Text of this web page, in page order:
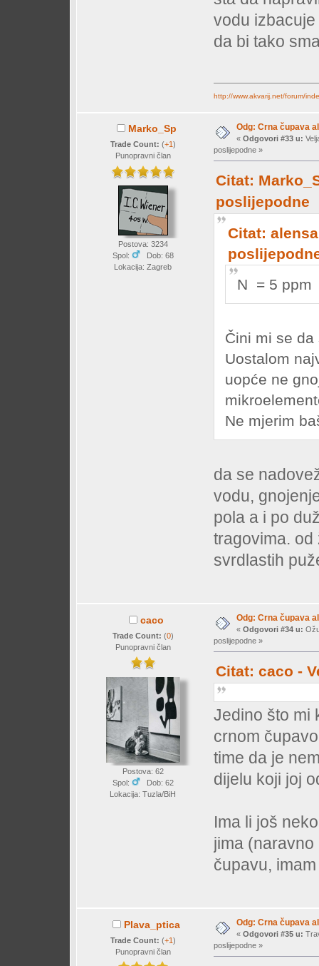
vodu
da bi tako
http://www.akvarij.net/forum/
Marko_Sp
Trade Count: (+1)
Punopravni član
Postova: 3234
Spol:
Dob: 68
Lokacija: Zagreb
Odg: Crna čupava
« Odgovori #33 u:
poslijepodne »
Citat:
poslijepodne
Citat:
N = 5 ppm
Čini mi se
Uostalom
uopće ne
Ne mjerim
da se
vodu,
pola a i po
tragovima. od
svrdlastih
caco
Trade Count: (0)
Punopravni član
Postova: 62
Spol:
Dob: 62
Lokacija: Tuzla/BiH
Odg: Crna čupava
« Odgovori #34 u:
poslijepodne »
Citat: caco -
Jedino što mi
crnom
time da je
dijelu koji joj
Ima li još
jima
čupavu,
Plava_ptica
Trade Count: (+1)
Punopravni član
Odg: Crna čupava
« Odgovori #35 u:
poslijepodne »